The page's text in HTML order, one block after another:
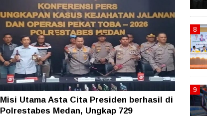
Misi Utama Asta Cita Presiden berhasil di
Polrestabes Medan, Ungkap 729